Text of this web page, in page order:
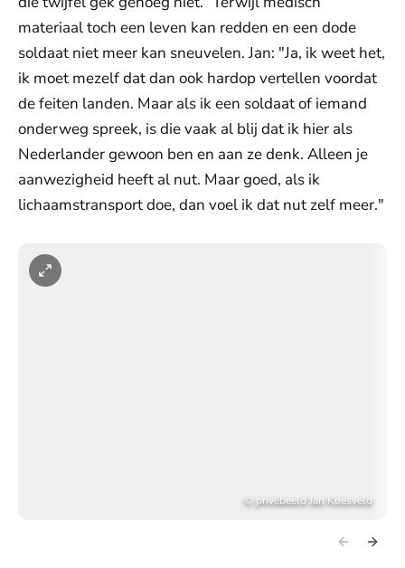
materiaal toch een leven kan redden en een dode
soldaat niet meer kan sneuvelen. Jan: "Ja, ik weet het,
ik moet mezelf dat dan ook hardop vertellen voordat
de feiten landen. Maar als ik een soldaat of iemand
onderweg spreek, is die vaak al blij dat ik hier als
Nederlander gewoon ben en aan ze denk. Alleen je
aanwezigheid heeft al nut. Maar goed, als ik
lichaamstransport doe, dan voel ik dat nut zelf meer."
©privébeeld Jan Koesveld